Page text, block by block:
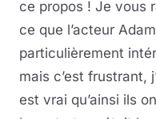
ce propos ! Je vous
ce que l’acteur
particulièrement
mais c’est frustrant,
est vrai qu’ainsi ils